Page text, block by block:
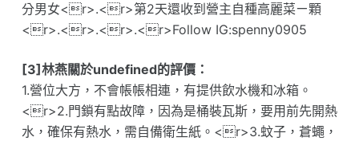
分男女<r>.<r>第2天還收到營主自種高麗菜ㄧ顆
<r>.<r>.<r>.<r>Follow IG:spenny0905
[3]林燕關於undefined的評價：
1.營位大方，不會帳帳相連，有提供飲水機和冰箱。
<r>2.門鎖有點故障，因為是桶裝瓦斯，要用前先開熱
水，確保有熱水，需自備衛生紙。<r>3.蚊子，蒼蠅，